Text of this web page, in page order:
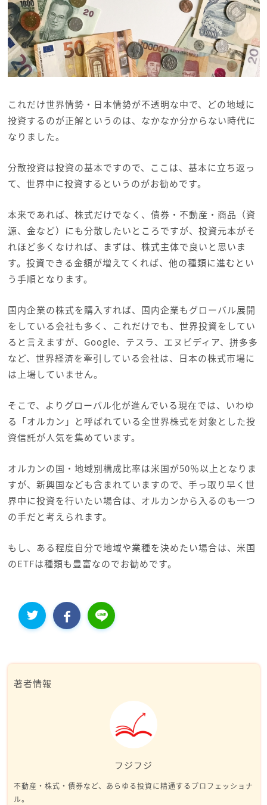
これだけ世界情勢・日本情勢が不透明な中で、どの地域に
投資するのが正解というのは、なかなか分からない時代に
なりました。
分散投資は投資の基本ですので、ここは、基本に立ち返っ
て、世界中に投資するというのがお勧めです。
本来であれば、株式だけでなく、債券・不動産・商品（資
源、金など）にも分散したいところですが、投資元本がそ
れほど多くなければ、まずは、株式主体で良いと思いま
す。投資できる金額が増えてくれば、他の種類に進むとい
う手順となります。
国内企業の株式を購入すれば、国内企業もグローバル展開
をしている会社も多く、これだけでも、世界投資をしてい
ると言えますが、Google、テスラ、エヌビディア、拼多多
など、世界経済を牽引している会社は、日本の株式市場に
は上場していません。
そこで、よりグローバル化が進んでいる現在では、いわゆ
る「オルカン」と呼ばれている全世界株式を対象とした投
資信託が人気を集めています。
オルカンの国・地域別構成比率は米国が50％以上となりま
すが、新興国なども含まれていますので、手っ取り早く世
界中に投資を行いたい場合は、オルカンから入るのも一つ
の手だと考えられます。
もし、ある程度自分で地域や業種を決めたい場合は、米国
のETFは種類も豊富なのでお勧めです。
著者情報
フジフジ
不動産・株式・債券など、あらゆる投資に精通するプロフェッショナ
ル。